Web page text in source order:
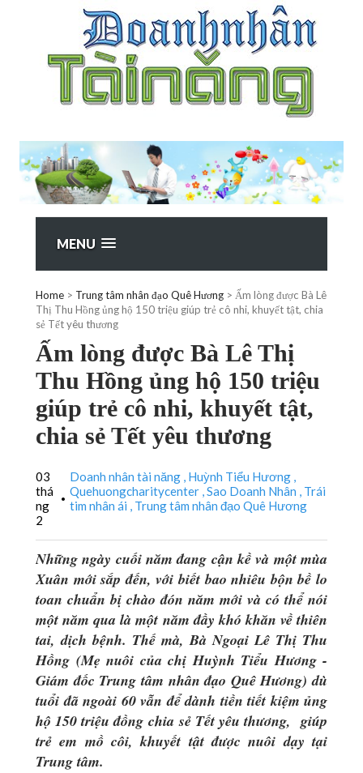
MENU
Home > Trung tâm nhân đạo Quê Hương > Ấm lòng được Bà Lê
Thị Thu Hồng ủng hộ 150 triệu giúp trẻ cô nhi, khuyết tật, chia
sẻ Tết yêu thương
Ấm lòng được Bà Lê Thị
Thu Hồng ủng hộ 150 triệu
giúp trẻ cô nhi, khuyết tật,
chia sẻ Tết yêu thương
03
thá
ng
2
•
Doanh nhân tài năng Huỳnh Tiểu Hương
Quehuongcharitycenter Sao Doanh Nhân
Trái
tim nhân ái
Trung tâm nhân đạo Quê Hương
Những ngày cuối năm đang cận kề và một mùa
Xuân mới sắp đến, với biết bao nhiêu bộn bề lo
toan chuẩn bị chào đón năm mới và có thể nói
một năm qua là một năm đầy khó khăn về thiên
tai, dịch bệnh. Thế mà, Bà Ngoại Lê Thị Thu
Hồng (Mẹ nuôi của chị Huỳnh Tiểu Hương -
Giám đốc Trung tâm nhân đạo Quê Hương) dù
tuổi đã ngoài 60 vẫn để dành tiền tiết kiệm ủng
hộ 150 triệu đồngchia sẻ Tết yêu thương,giúp
trẻ em mồ côi, khuyết tật được nuôi dạy tại
Trung tâm.